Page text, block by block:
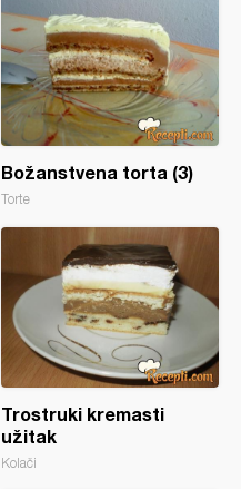
Božanstvena torta (3)
Torte
Trostruki kremasti
užitak
Kolači